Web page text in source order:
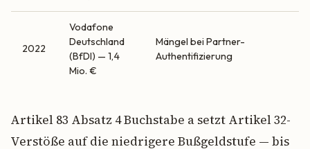
2022
Vodafone
Deutschland
(BfDI) — 1,4
Mio. €
Mängel bei Partner-
Authentifizierung
Artikel 83 Absatz 4 Buchstabe a setzt Artikel 32-
Verstöße auf die niedrigere Bußgeldstufe — bis